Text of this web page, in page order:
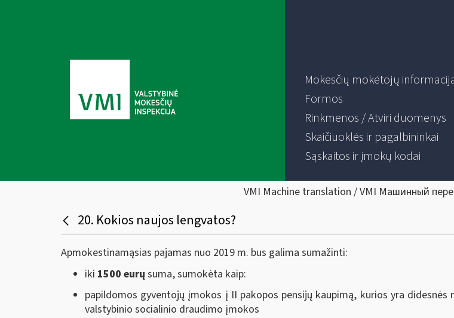
Mokesčių mokėtojų
Formos
Rinkmenos / Atviri duomenys
Skaičiuoklės ir pagalbininkai
Sąskaitos ir įmokų kodai
VMI Machine translation / VMI Машинный
20. Kokios naujos lengvatos?
Apmokestinamąsias pajamas nuo 2019 m. bus galima sumažinti:
iki 1500 eurų suma, sumokėta kaip:
papildomos gyventojų įmokos į II pakopos pensijų kaupimą, kurios yra
valstybinio socialinio draudimo įmokos